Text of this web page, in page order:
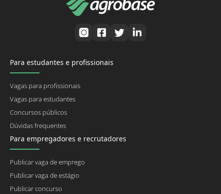
Para estudantes e profissionais
Vagas para profissionais
Vagas para estudantes
Concursos públicos
Dúvidas frequentes
Para empregadores e recrutadores
Publicar vaga de emprego
Publicar vaga de estágio
Publicar concurso